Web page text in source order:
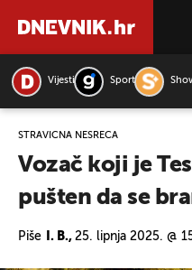
Vijesti Sport
STRAVIČNA NESREĆA
Vozač koji je
pušten da se
Piše I. B., 25. lipnja 2025. @
PRETRAŽITE VIJESTI